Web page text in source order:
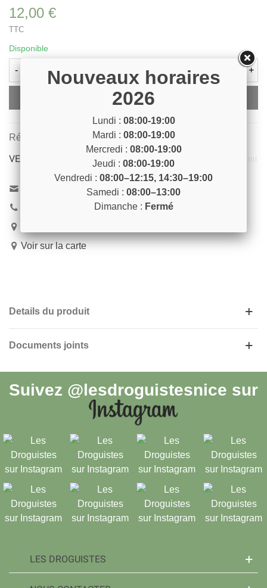
12,00 €
TTC
Disponible
- +
Ajouter Au Panier
Référence: LINGET1
VENEZ NOUS RENCONTRER !
Contactez-nous
Voir sur la carte
Details du produit
Documents joints
Suivez @lesdroguistesnice sur
LES DROGUISTES
Nouveaux horaires
2026
Lundi : 08:00-19:00
Mardi : 08:00-19:00
Mercredi : 08:00-19:00
Jeudi : 08:00-19:00
Vendredi : 08:00–12:15, 14:30–19:00
Samedi : 08:00–13:00
Dimanche : Fermé